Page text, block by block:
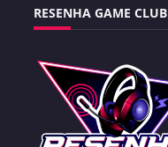
RESENHA GAME CLUB